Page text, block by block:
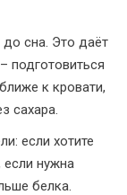
до сна. Это даёт
подготовиться
к кровати,
сахара.
если хотите
если нужна
белка.